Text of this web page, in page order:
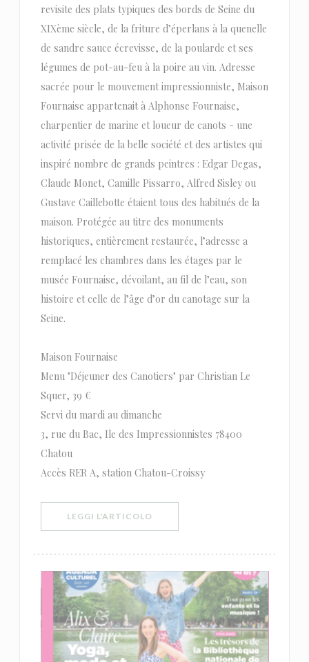
revisite des plats typiques des bords de Seine du
XIXème siècle, de la friture d’éperlans à la quenelle
de sandre sauce écrevisse, de la poularde et ses
légumes de pot-au-feu à la poire au vin. Adresse
sacrée pour le mouvement impressionniste, Maison
Fournaise appartenait à Alphonse Fournaise,
charpentier de marine et loueur de canots - une
activité prisée de la belle société et des artistes qui
inspiré nombre de grands peintres : Edgar Degas,
Claude Monet, Camille Pissarro, Alfred Sisley ou
Gustave Caillebotte étaient tous des habitués de la
maison. Protégée au titre des monuments
historiques, entièrement restaurée, l’adresse a
remplacé les chambres dans les étages par le
musée Fournaise, dévoilant, au fil de l’eau, son
histoire et celle de l’âge d’or du canotage sur la
Seine.
Maison Fournaise
Menu "Déjeuner des Canotiers" par Christian Le
Squer, 39 €
Servi du mardi au dimanche
3, rue du Bac, Ile des Impressionnistes 78400
Chatou
Accès RER A, station Chatou-Croissy
LEGGI L'ARTICOLO((APRE UNA NUOVA FINESTRA))